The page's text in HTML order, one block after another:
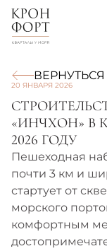
20 ЯНВАРЯ 2026
«ИНЧХОН» В
2026 ГОДУ
Пешеходная
почти 3 км и
стартует от
морского
комфортным